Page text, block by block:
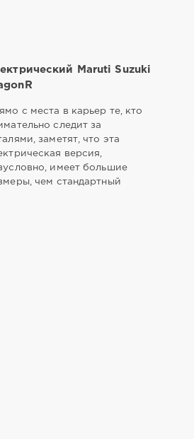
Maruti Suzuki
с места в карьер те, кто
следит за
заметят, что эта
версия,
имеет большие
чем стандартный